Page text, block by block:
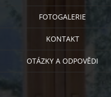
FOTOGALERIE
KONTAKT
OTÁZKY A ODPOVĚDI